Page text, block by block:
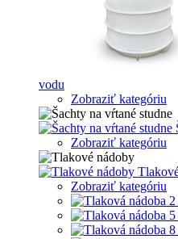
vodu
Zobraziť kategóriu
Zobraziť kategóriu
Zobraziť kategóriu